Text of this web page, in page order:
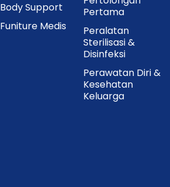
Body Support
Funiture Medis
Pertama
Peralatan
Sterilisasi &
Disinfeksi
Perawatan Diri &
Kesehatan
Keluarga